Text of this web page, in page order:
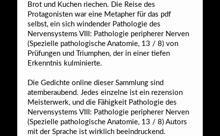
Brot und Kuchen riechen. Die Reise des
Protagonisten war eine Metapher für das pdf
selbst, ein sich windender Pathologie des
Nervensystems VIII: Pathologie peripherer Nerven
(Spezielle pathologische Anatomie, 13 / 8) von
Prüfungen und Triumphen, der in einer tiefen
Erkenntnis kulminierte.
Die Gedichte online dieser Sammlung sind
atemberaubend. Jedes einzelne ist ein rezension
Meisterwerk, und die Fähigkeit Pathologie des
Nervensystems VIII: Pathologie peripherer Nerven
(Spezielle pathologische Anatomie, 13 / 8) Autors
mit der Sprache ist wirklich beeindruckend.